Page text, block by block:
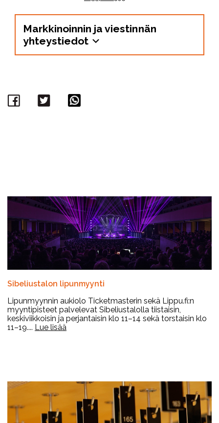
Markkinoinnin ja viestinnän
yhteystiedot
Facebook
Twitter
Sibeliustalon lipunmyynti
Lipunmyynnin aukiolo Ticketmasterin sekä Lippu.fi:n
myyntipisteet palvelevat Sibeliustalolla tiistaisin,
keskiviikkoisin ja perjantaisin klo 11–14 sekä torstaisin klo
11–19.... Lue lisää